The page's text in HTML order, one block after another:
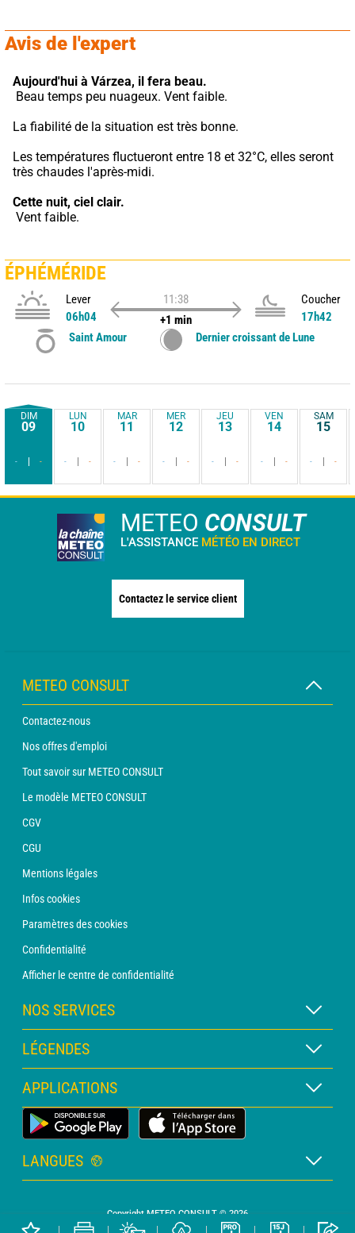
Avis de l'expert
Aujourd'hui à Várzea, il fera beau.
Beau temps peu nuageux. Vent faible.
La fiabilité de la situation est très bonne.
Les températures fluctueront entre 18 et 32°C, elles seront
très chaudes l'après-midi.
Cette nuit, ciel clair.
Vent faible.
ÉPHÉMÉRIDE
Lever
06h04
11:38
+1 min
Coucher
17h42
Saint Amour
Dernier croissant de Lune
DIM
09
- -
LUN
10
- -
MAR
11
- -
MER
12
- -
JEU
13
- -
VEN
14
- -
SAM
15
- -
METEO CONSULT
L'ASSISTANCE MÉTÉO EN DIRECT
Contactez le service client
METEO CONSULT
Contactez-nous
Nos offres d'emploi
Tout savoir sur METEO CONSULT
Le modèle METEO CONSULT
CGV
CGU
Mentions légales
Infos cookies
Paramètres des cookies
Confidentialité
Afficher le centre de confidentialité
NOS SERVICES
Abonnement METEO Xpert
Abonnement METEO PRO
Consultation avec un prévisionniste
Bulletin PRO
Devis personnalisé
LÉGENDES
Légende des cartes
Légende des pictogrammes
Glossaire
APPLICATIONS
Application Météo Terrestre
LANGUES
Anglais
Copyright METEO CONSULT © 2026